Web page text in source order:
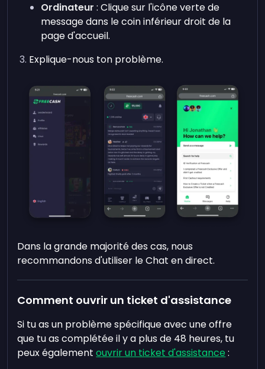
Ordinateur : Clique sur l'icône verte de
message dans le coin inférieur droit de la
page d'accueil.
Explique-nous ton problème.
Dans la grande majorité des cas, nous
recommandons d'utiliser le Chat en direct.
Comment ouvrir un ticket d'assistance
Si tu as un problème spécifique avec une offre
que tu as complétée il y a plus de 48 heures, tu
peux égalementouvrir un ticket d'assistance :